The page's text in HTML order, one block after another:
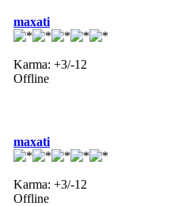
maxati
Karma: +3/-12
Offline
maxati
Karma: +3/-12
Offline